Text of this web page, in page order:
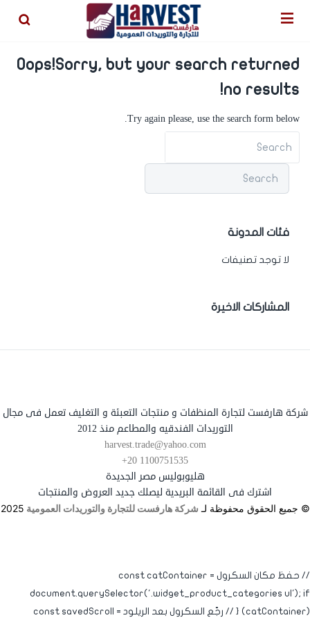
Oops!Sorry, but your search returned
no results!
Try again please, use the search form below.
فئات المدونة
لا توجد تصنيفات
المشاركات الاخيرة
شركة هارفست لتجارة المنظفات و منتجات التعبئة و التغليف تعمل فى مجال
التوريدات الفندقيه والمطاعم منذ 2012
harvest.trade@yahoo.com
+20 1100751535
هليوبوليس مصر الجديدة
اشترك فى القائمة البريدية ليصلك جديد العروض والمنتجات
© جميع الحقوق محفوظة لـ شركة هارفست للتجارة والتوريدات العمومية 2025
// حفظ مكان السكرول const catContainer =
document.querySelector('.widget_product_categories ul'); if
(catContainer) { // رجّع السكرول بعد الريلود const savedScroll =